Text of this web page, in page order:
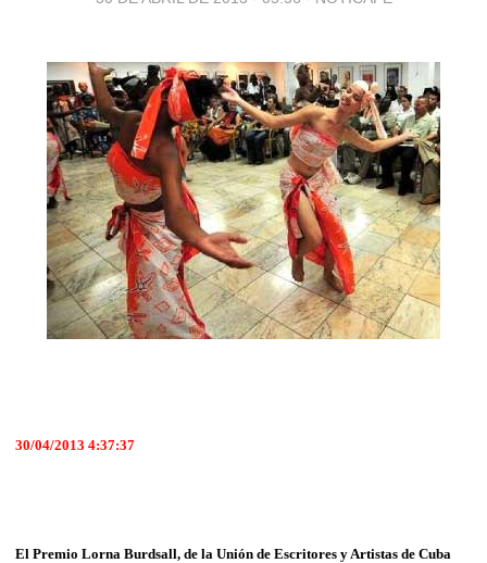
30/04/2013 4:37:37
El Premio Lorna Burdsall, de la Unión de Escritores y Artistas de Cuba